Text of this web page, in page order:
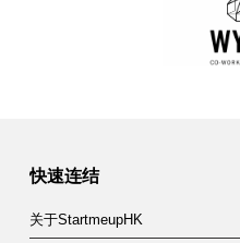
快速连结
关于StartmeupHK